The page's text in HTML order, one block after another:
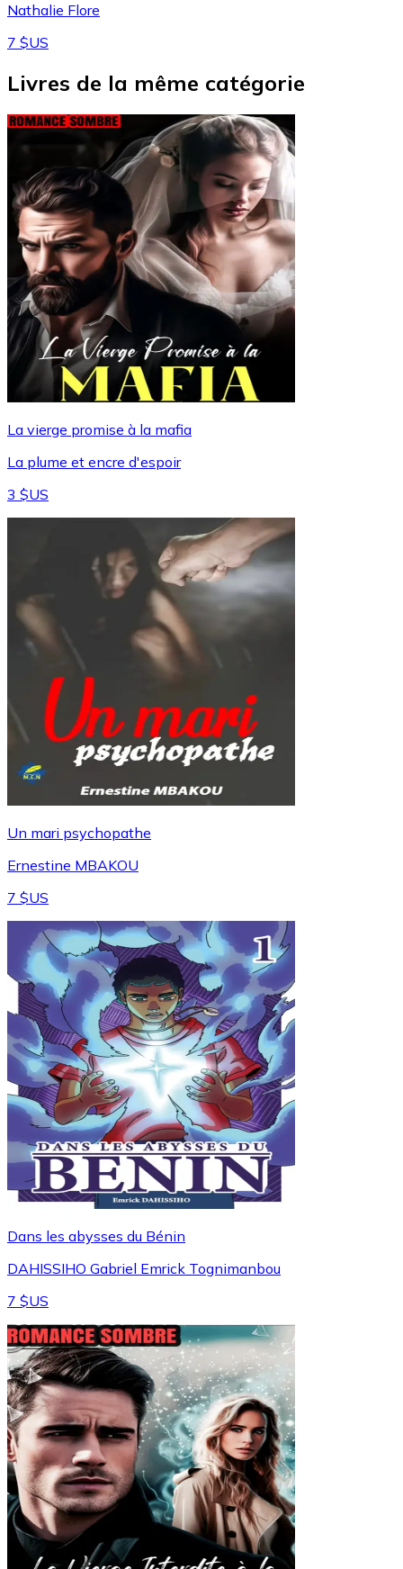
Nathalie Flore
7 $US
Livres de la même catégorie
La vierge promise à la mafia
La plume et encre d'espoir
3 $US
Un mari psychopathe
Ernestine MBAKOU
7 $US
Dans les abysses du Bénin
DAHISSIHO Gabriel Emrick Tognimanbou
7 $US